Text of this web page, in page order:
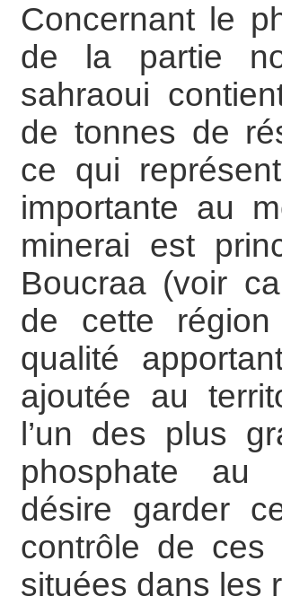
Concernant le
de la partie
sahraoui
de tonnes de
ce qui
importante au
minerai est
Boucraa (voir
de cette
qualité
ajoutée au
l’un des plus
phosphate au
désire garder
contrôle de ces
situées dans les